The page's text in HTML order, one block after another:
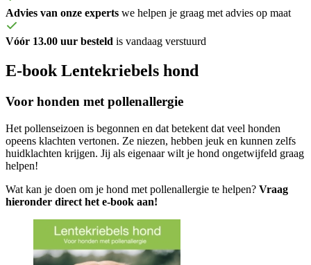
Advies van onze experts we helpen je graag met advies op maat
Vóór 13.00 uur besteld is vandaag verstuurd
E-book Lentekriebels hond
Voor honden met pollenallergie
Het pollenseizoen is begonnen en dat betekent dat veel honden
opeens klachten vertonen. Ze niezen, hebben jeuk en kunnen zelfs
huidklachten krijgen. Jij als eigenaar wilt je hond ongetwijfeld graag
helpen!
Wat kan je doen om je hond met pollenallergie te helpen? Vraag
hieronder direct het e-book aan!